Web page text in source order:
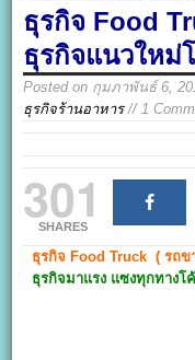
ธุรกิจ Food
ธุรกิจแนวใหม่
Posted on กุมภาพันธ์ 6,
ธุรกิจร้านอาหาร// 1
301
SHARES
ธุรกิจ Food Truck ( รถข
ธุรกิจมาแรง แซงทุกทางโ